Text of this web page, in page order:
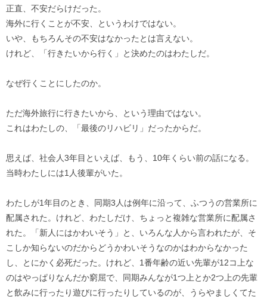
正直、不安だらけだった。
海外に行くことが不安、というわけではない。
いや、もちろんその不安はなかったとは言えない。
けれど、「行きたいから行く」と決めたのはわたしだ。
なぜ行くことにしたのか。
ただ海外旅行に行きたいから、という理由ではない。
これはわたしの、「最後のリハビリ」だったからだ。
思えば、社会人3年目といえば、もう、10年くらい前の話になる。
当時わたしには1人後輩がいた。
わたしが1年目のとき、同期3人は例年に沿って、ふつうの営業所に
配属された。けれど、わたしだけ、ちょっと複雑な営業所に配属さ
れた。「新人にはかわいそう」と、いろんな人から言われたが、そ
こしか知らないのだからどうかわいそうなのかはわからなかった
し、とにかく必死だった。けれど、1番年齢の近い先輩が12コ上な
のはやっぱりなんだか窮屈で、同期みんなが1つ上とか2つ上の先輩
と飲みに行ったり遊びに行ったりしているのが、うらやましくてた